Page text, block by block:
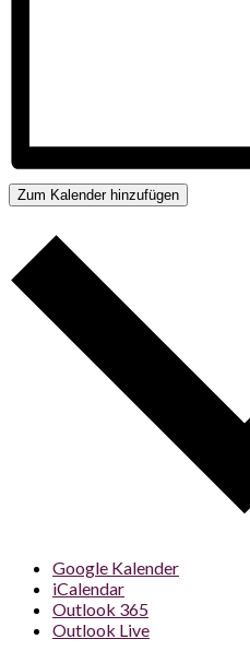
Zum Kalender hinzufügen
Google Kalender
iCalendar
Outlook 365
Outlook Live